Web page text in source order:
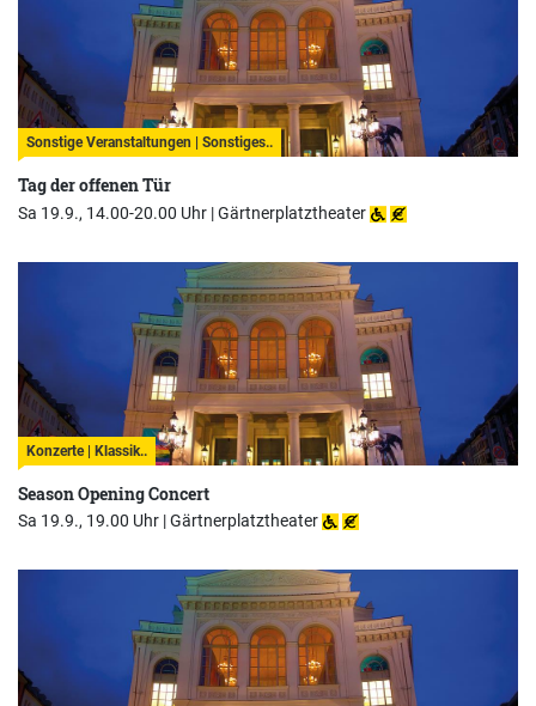
Sonstige Veranstaltungen | Sonstiges..
Tag der offenen Tür
Sa 19.9., 14.00-20.00 Uhr |Gärtnerplatztheater
Konzerte | Klassik..
Season Opening Concert
Sa 19.9., 19.00 Uhr |Gärtnerplatztheater